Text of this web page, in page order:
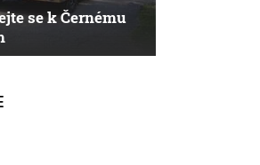
se k Černému